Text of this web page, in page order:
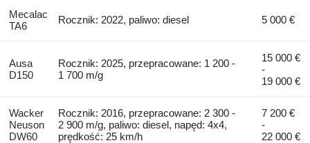
Mecalac
TA6
Rocznik: 2022, paliwo: diesel 5 000 €
Ausa
D150
Rocznik: 2025, przepracowane: 1 200 -
1 700 m/g
15 000 €
-
19 000 €
Wacker
Neuson
DW60
Rocznik: 2016, przepracowane: 2 300 -
2 900 m/g, paliwo: diesel, napęd: 4x4,
prędkość: 25 km/h
7 200 €
-
22 000 €